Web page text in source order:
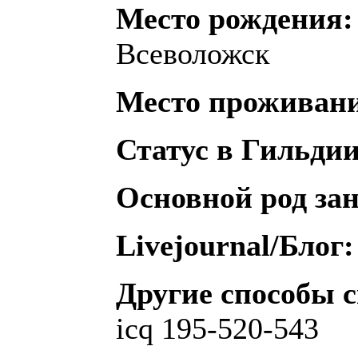
Место рождения:
Всеволожск
Место
Статус в
Основной род
Livejournal/Блог:
Другие способы
icq 195-520-543